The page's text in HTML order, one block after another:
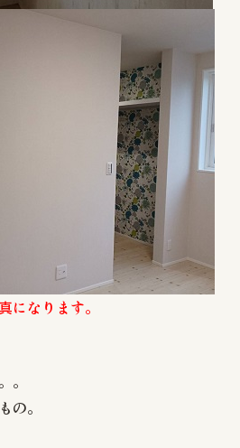
なります。
。
の。